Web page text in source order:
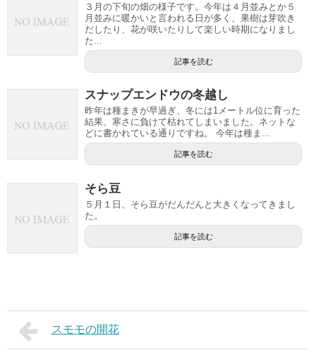
３月の下旬の畑の様子です。今年は４月並みとか５
月並みに暖かいと言われる日が多く、果樹は芽吹き
だしたり、花が咲いたりして楽しい時期になりまし
た...
記事を読む
スナップエンドウの冬越し
昨年は種まきが早過ぎ、冬には1メートル位に育った
結果、寒さに負けて枯れてしまいました。ネットな
どに書かれている通りですね。 今年は種ま...
記事を読む
そら豆
５月１日、そら豆がだんだんと大きくなってきまし
た。
記事を読む
スモモの開花